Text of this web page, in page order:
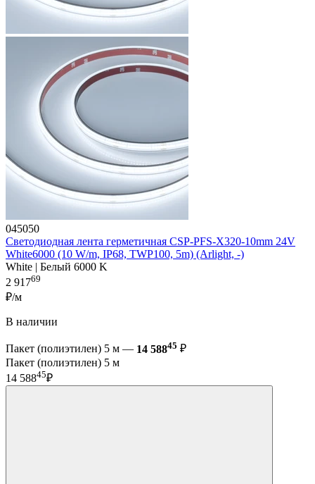
045050
Светодиодная лента герметичная CSP-PFS-X320-10mm 24V
White6000 (10 W/m, IP68, TWP100, 5m) (Arlight, -)
White | Белый 6000 K
2 91769
₽/м
В наличии
Пакет (полиэтилен) 5 м — 14 58845 ₽
Пакет (полиэтилен) 5 м
14 58845₽